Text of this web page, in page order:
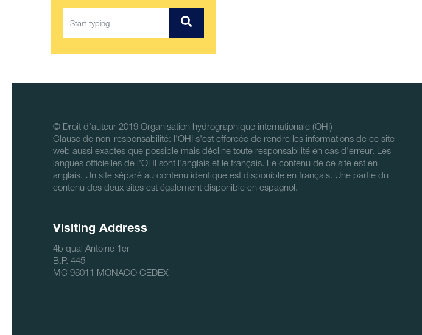
© Droit d'auteur 2019 Organisation hydrographique internationale (OHI)
Clause de non-responsabilité: l'OHI s'est efforcée de rendre les informations de ce site
web aussi exactes que possible mais décline toute responsabilité en cas d'erreur. Les
langues officielles de l'OHI sont l'anglais et le français. Le contenu de ce site est en
anglais. Un site séparé au contenu identique est disponible en français. Une partie du
contenu des deux sites est également disponible en espagnol.
Visiting Address
4b qual Antoine 1er
B.P. 445
MC 98011 MONACO CEDEX